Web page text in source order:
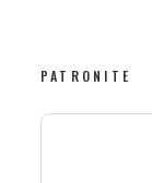
PATRONITE